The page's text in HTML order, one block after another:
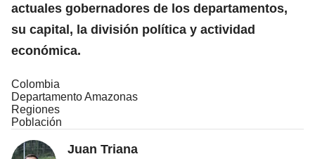
actuales gobernadores de los departamentos,
su capital, la división política y actividad
económica.
Colombia
Departamento Amazonas
Regiones
Población
Juan Triana